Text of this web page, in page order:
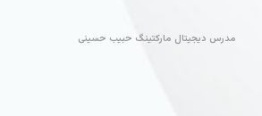
مدرس دیجیتال مارکتینگ حبیب حسینی